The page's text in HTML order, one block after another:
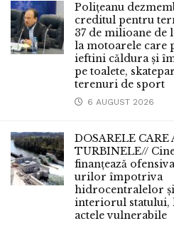
Polițeanu
creditul pentru
37 de milioane de
la motoarele care
ieftini căldura și
pe toalete,
terenuri de sport
6 AUGUST 2026
DOSARELE CARE
TURBINELE//
finanțează
urilor împotriva
hidrocentralelor
interiorul statului,
actele vulnerabile